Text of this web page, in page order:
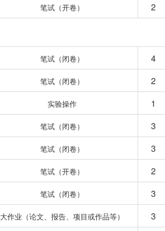
笔试（开卷） 2
笔试（闭卷） 4
笔试（闭卷） 2
实验操作 1
笔试（闭卷） 3
笔试（闭卷） 3
笔试（开卷） 2
笔试（闭卷） 3
大作业（论文、报告、项目或作品等） 3